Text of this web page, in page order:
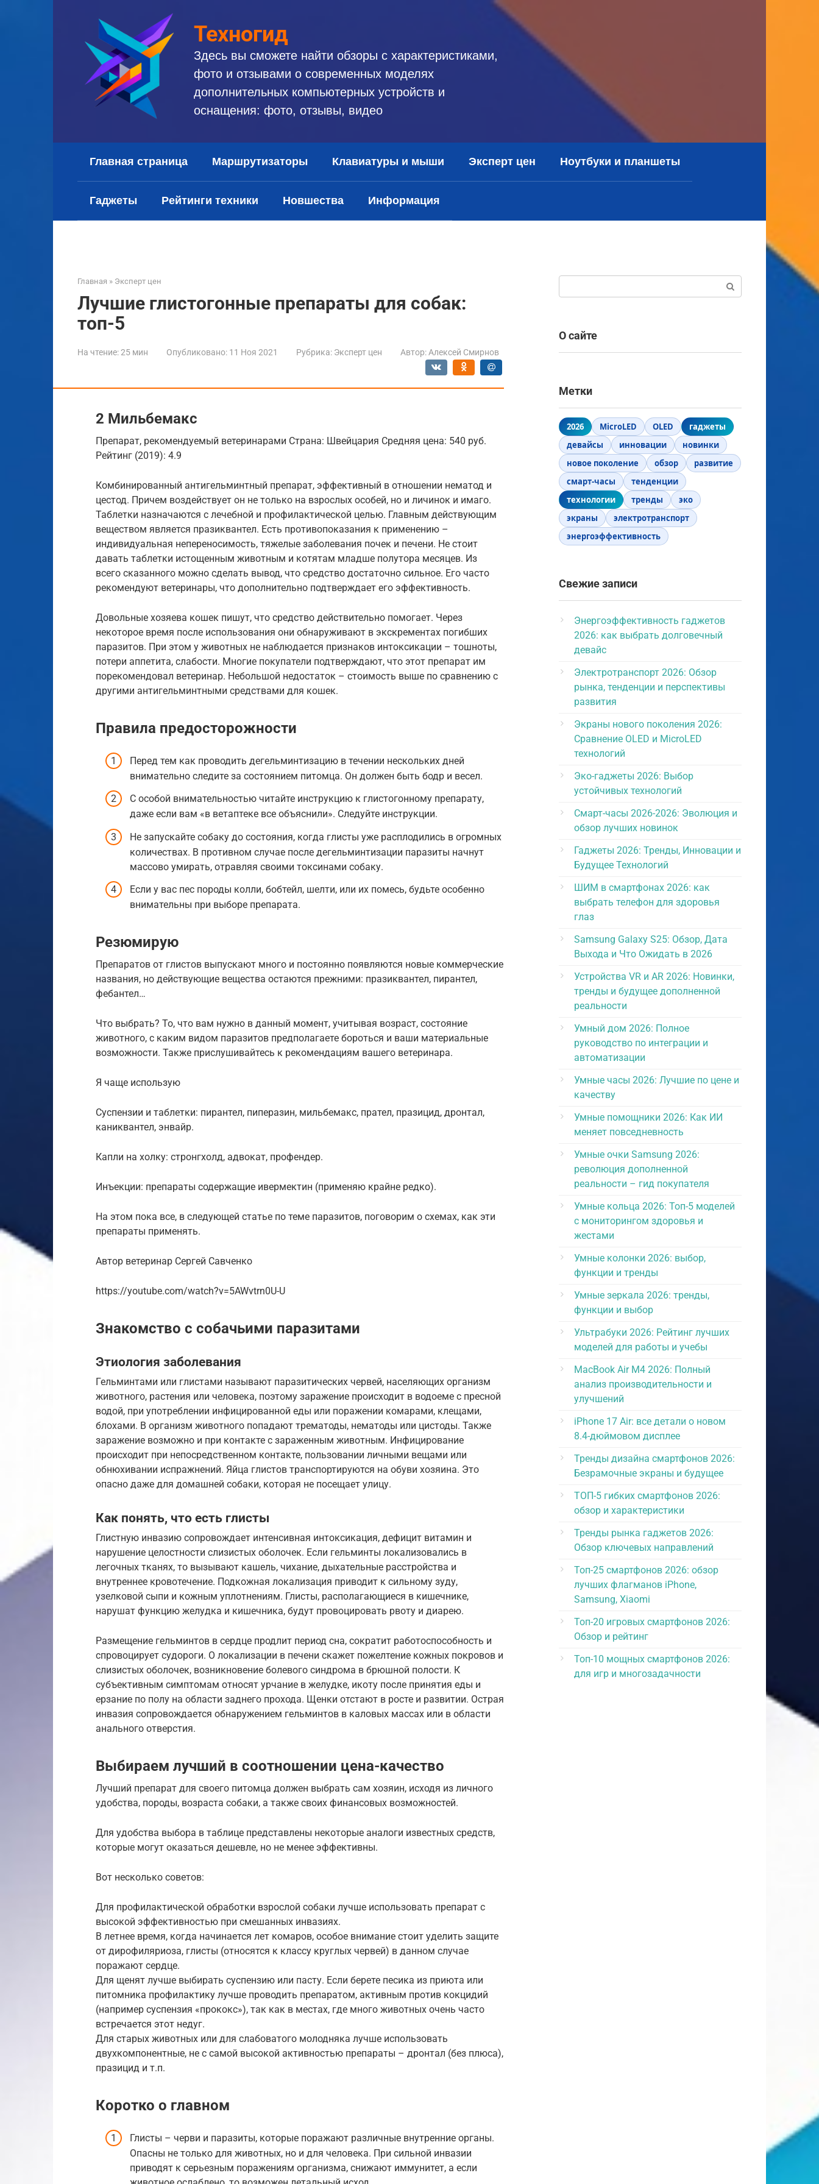
Техногид
Здесь вы сможете найти обзоры с характеристиками,
фото и отзывами о современных моделях
дополнительных компьютерных устройств и
оснащения: фото, отзывы, видео
Главная страница Маршрутизаторы Клавиатуры и мыши Эксперт цен Ноутбуки и планшеты
Гаджеты Рейтинги техники Новшества Информация
Главная » Эксперт цен
Лучшие глистогонные препараты для собак:
топ-5
На чтение:25 мин Опубликовано: 11 Ноя 2021 Рубрика: Эксперт цен Автор: Алексей Смирнов
2 Мильбемакс
Препарат, рекомендуемый ветеринарами Страна: Швейцария Средняя цена: 540 руб.
Рейтинг (2019): 4.9
Комбинированный антигельминтный препарат, эффективный в отношении нематод и
цестод. Причем воздействует он не только на взрослых особей, но и личинок и имаго.
Таблетки назначаются с лечебной и профилактической целью. Главным действующим
веществом является празиквантел. Есть противопоказания к применению –
индивидуальная непереносимость, тяжелые заболевания почек и печени. Не стоит
давать таблетки истощенным животным и котятам младше полутора месяцев. Из
всего сказанного можно сделать вывод, что средство достаточно сильное. Его часто
рекомендуют ветеринары, что дополнительно подтверждает его эффективность.
Довольные хозяева кошек пишут, что средство действительно помогает. Через
некоторое время после использования они обнаруживают в экскрементах погибших
паразитов. При этом у животных не наблюдается признаков интоксикации – тошноты,
потери аппетита, слабости. Многие покупатели подтверждают, что этот препарат им
порекомендовал ветеринар. Небольшой недостаток – стоимость выше по сравнению с
другими антигельминтными средствами для кошек.
Правила предосторожности
Перед тем как проводить дегельминтизацию в течении нескольких дней
внимательно следите за состоянием питомца. Он должен быть бодр и весел.
С особой внимательностью читайте инструкцию к глистогонному препарату,
даже если вам «в ветаптеке все объяснили». Следуйте инструкции.
Не запускайте собаку до состояния, когда глисты уже расплодились в огромных
количествах. В противном случае после дегельминтизации паразиты начнут
массово умирать, отравляя своими токсинами собаку.
Если у вас пес породы колли, бобтейл, шелти, или их помесь, будьте особенно
внимательны при выборе препарата.
Резюмирую
Препаратов от глистов выпускают много и постоянно появляются новые коммерческие
названия, но действующие вещества остаются прежними: празиквантел, пирантел,
фебантел…
Что выбрать? То, что вам нужно в данный момент, учитывая возраст, состояние
животного, с каким видом паразитов предполагаете бороться и ваши материальные
возможности. Также прислушивайтесь к рекомендациям вашего ветеринара.
Я чаще использую
Суспензии и таблетки: пирантел, пиперазин, мильбемакс, прател, празицид, дронтал,
каниквантел, энвайр.
Капли на холку: стронгхолд, адвокат, профендер.
Инъекции: препараты содержащие ивермектин (применяю крайне редко).
На этом пока все, в следующей статье по теме паразитов, поговорим о схемах, как эти
препараты применять.
Автор ветеринар Сергей Савченко
https://youtube.com/watch?v=5AWvtrn0U-U
Знакомство с собачьими паразитами
Этиология заболевания
Гельминтами или глистами называют паразитических червей, населяющих организм
животного, растения или человека, поэтому заражение происходит в водоеме с пресной
водой, при употреблении инфицированной еды или поражении комарами, клещами,
блохами. В организм животного попадают трематоды, нематоды или цистоды. Также
заражение возможно и при контакте с зараженным животным. Инфицирование
происходит при непосредственном контакте, пользовании личными вещами или
обнюхивании испражнений. Яйца глистов транспортируются на обуви хозяина. Это
опасно даже для домашней собаки, которая не посещает улицу.
Как понять, что есть глисты
Глистную инвазию сопровождает интенсивная интоксикация, дефицит витамин и
нарушение целостности слизистых оболочек. Если гельминты локализовались в
легочных тканях, то вызывают кашель, чихание, дыхательные расстройства и
внутреннее кровотечение. Подкожная локализация приводит к сильному зуду,
узелковой сыпи и кожным уплотнениям. Глисты, располагающиеся в кишечнике,
нарушат функцию желудка и кишечника, будут провоцировать рвоту и диарею.
Размещение гельминтов в сердце продлит период сна, сократит работоспособность и
спровоцирует судороги. О локализации в печени скажет пожелтение кожных покровов и
слизистых оболочек, возникновение болевого синдрома в брюшной полости. К
субъективным симптомам относят урчание в желудке, икоту после принятия еды и
ерзание по полу на области заднего прохода. Щенки отстают в росте и развитии. Острая
инвазия сопровождается обнаружением гельминтов в каловых массах или в области
анального отверстия.
Выбираем лучший в соотношении цена-качество
Лучший препарат для своего питомца должен выбрать сам хозяин, исходя из личного
удобства, породы, возраста собаки, а также своих финансовых возможностей.
Для удобства выбора в таблице представлены некоторые аналоги известных средств,
которые могут оказаться дешевле, но не менее эффективны.
Вот несколько советов:
Для профилактической обработки взрослой собаки лучше использовать препарат с
высокой эффективностью при смешанных инвазиях.
В летнее время, когда начинается лет комаров, особое внимание стоит уделить защите
от дирофиляриоза, глисты (относятся к классу круглых червей) в данном случае
поражают сердце.
Для щенят лучше выбирать суспензию или пасту. Если берете песика из приюта или
питомника профилактику лучше проводить препаратом, активным против кокцидий
(например суспензия «прококс»), так как в местах, где много животных очень часто
встречается этот недуг.
Для старых животных или для слабоватого молодняка лучше использовать
двухкомпонентные, не с самой высокой активностью препараты – дронтал (без плюса),
празицид и т.п.
Коротко о главном
Глисты – черви и паразиты, которые поражают различные внутренние органы.
Опасны не только для животных, но и для человека. При сильной инвазии
приводят к серьезным поражениям организма, снижают иммунитет, а если
О сайте
Метки
2026 MicroLED OLED
гаджеты
девайсы
инновации
новинки
новое поколение
обзор
развитие
смарт-часы
тенденции
технологии
тренды
эко
экраны
электротранспорт
энергоэффективность
Свежие записи
Энергоэффективность гаджетов
2026: как выбрать долговечный
девайс
Электротранспорт 2026: Обзор
рынка, тенденции и перспективы
развития
Экраны нового поколения 2026:
Сравнение OLED и MicroLED
технологий
Эко-гаджеты 2026: Выбор
устойчивых технологий
Смарт-часы 2026-2026: Эволюция и
обзор лучших новинок
Гаджеты 2026: Тренды, Инновации и
Будущее Технологий
ШИМ в смартфонах 2026: как
выбрать телефон для здоровья
глаз
Samsung Galaxy S25: Обзор, Дата
Выхода и Что Ожидать в 2026
Устройства VR и AR 2026: Новинки,
тренды и будущее дополненной
реальности
Умный дом 2026: Полное
руководство по интеграции и
автоматизации
Умные часы 2026: Лучшие по цене и
качеству
Умные помощники 2026: Как ИИ
меняет повседневность
Умные очки Samsung 2026:
революция дополненной
реальности – гид покупателя
Умные кольца 2026: Топ-5 моделей
с мониторингом здоровья и
жестами
Умные колонки 2026: выбор,
функции и тренды
Умные зеркала 2026: тренды,
функции и выбор
Ультрабуки 2026: Рейтинг лучших
моделей для работы и учебы
MacBook Air M4 2026: Полный
анализ производительности и
улучшений
iPhone 17 Air: все детали о новом
8.4-дюймовом дисплее
Тренды дизайна смартфонов 2026:
Безрамочные экраны и будущее
ТОП-5 гибких смартфонов 2026:
обзор и характеристики
Тренды рынка гаджетов 2026:
Обзор ключевых направлений
Топ-25 смартфонов 2026: обзор
лучших флагманов iPhone,
Samsung, Xiaomi
Топ-20 игровых смартфонов 2026:
Обзор и рейтинг
Топ-10 мощных смартфонов 2026:
для игр и многозадачности